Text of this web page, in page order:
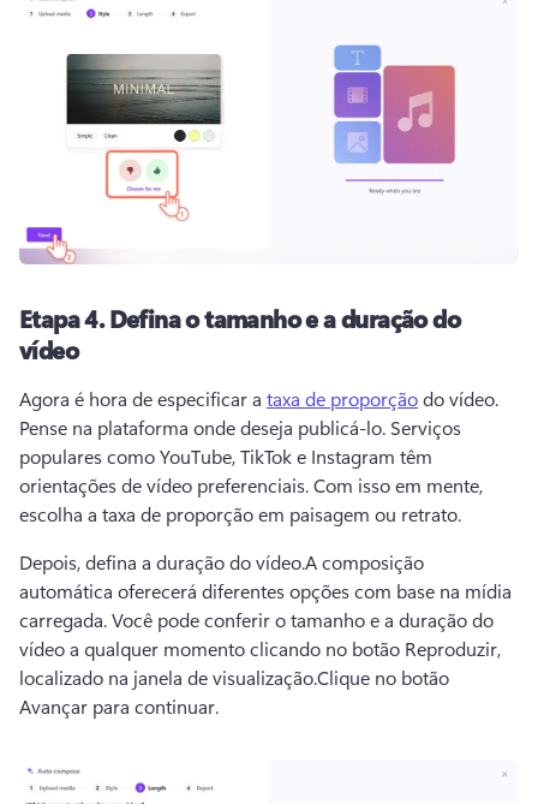
Etapa 4.Defina o tamanho e a duração do
vídeo
Agora é hora de especificar a taxa de proporção
Pense na plataforma onde deseja publicá-lo. Serviços
populares como YouTube, TikTok e Instagram têm
orientações de vídeo preferenciais. Com isso em mente,
escolha a taxa de proporção em paisagem ou retrato.
Depois, defina a duração do vídeo.A composição
automática oferecerá diferentes opções com base na mídia
carregada. Você pode conferir o tamanho e a duração do
vídeo a qualquer momento clicando no botão Reproduzir,
localizado na janela de visualização.Clique no botão
Avançar para continuar.